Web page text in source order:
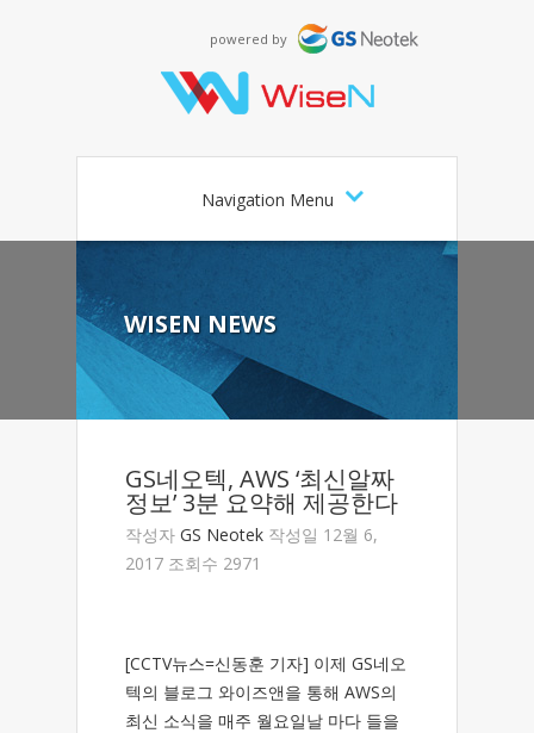
powered by
Navigation Menu
WISEN NEWS
GS네오텍, AWS ‘최신알짜
정보’ 3분 요약해 제공한다
작성자 GS Neotek 작성일 12월 6,
2017 조회수 2971
[CCTV뉴스=신동훈 기자] 이제 GS네오
텍의 블로그 와이즈앤을 통해 AWS의
최신 소식을 매주 월요일날 마다 들을